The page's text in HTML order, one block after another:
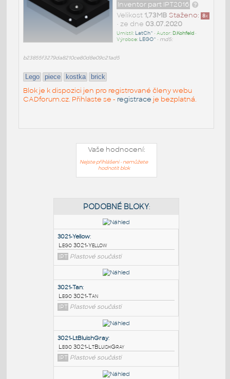
Inventor part IPT2016
Staženo: 8x
Velikost 1,73MB
• ze dne 03.07.2020
Umístil: LatCh^ • Autor: D.Kohfeld•
Výrobce: LEGO^ • md5:
b23855f3279da8210ce80d8e09c21ad5
Lego piece kostka brick
Blok je k dispozici jen pro registrované členy webu
CADforum.cz. Přihlaste se - registrace je bezplatná.
Vaše hodnocení:
Nejste přihlášeni - nemůžete
hodnotit blok
3021-Yellow:
Lego 3021-Yellow
IPT Plastové součásti